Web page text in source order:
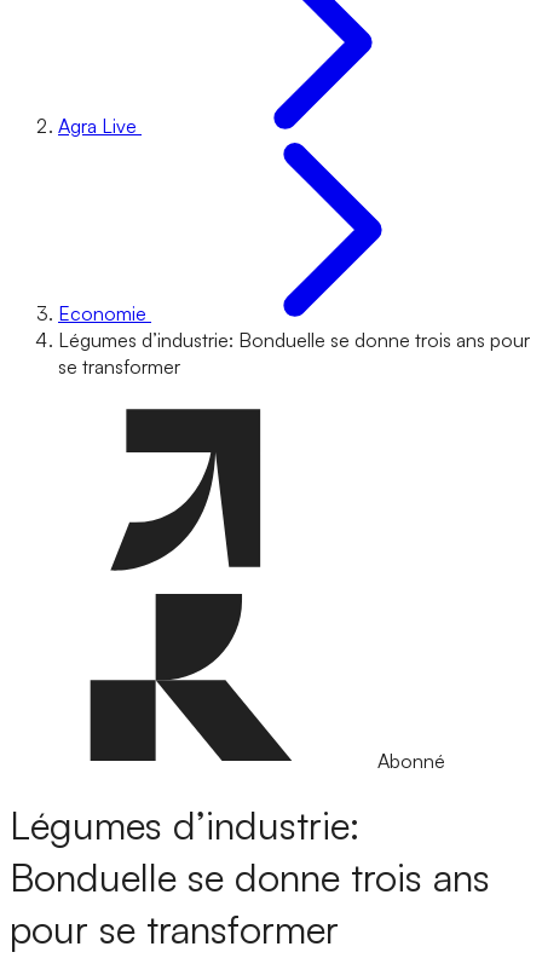
Agra Live
Economie
Légumes d’industrie: Bonduelle se donne trois ans pour
se transformer
Abonné
Légumes d’industrie:
Bonduelle se donne trois ans
pour se transformer